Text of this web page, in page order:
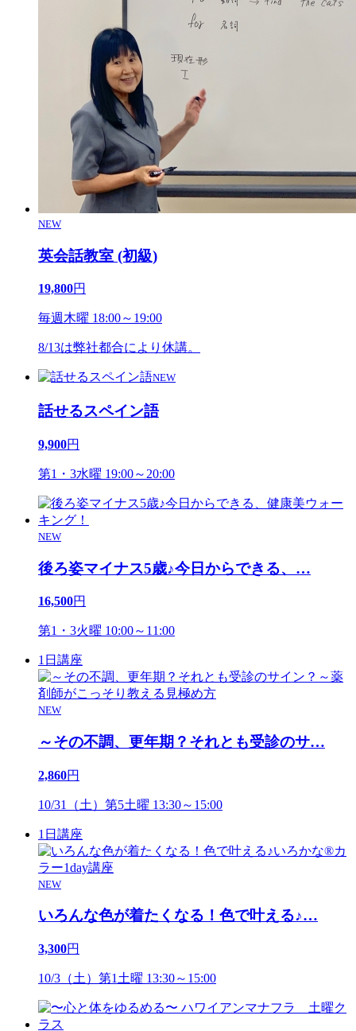
NEW
英会話教室 (初級)
19,800円
毎週木曜 18:00～19:00
8/13は弊社都合により休講。
NEW
話せるスペイン語
9,900円
第1・3水曜 19:00～20:00
NEW
後ろ姿マイナス5歳♪今日からできる、 …
16,500円
第1・3火曜 10:00～11:00
1日講座
NEW
～その不調、更年期？それとも受診のサ…
2,860円
10/31（土）第5土曜 13:30～15:00
1日講座
NEW
いろんな色が着たくなる！色で叶える♪…
3,300円
10/3（土）第1土曜 13:30～15:00